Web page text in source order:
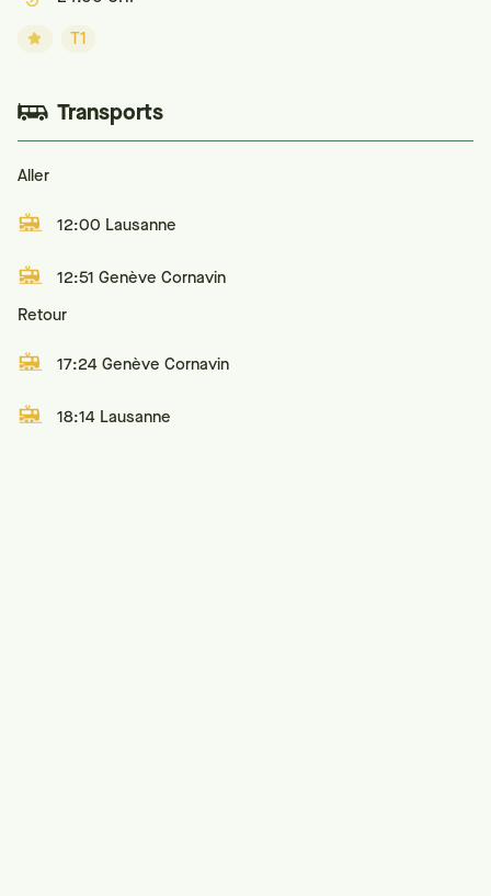
T1
Transports
Aller
12:00 Lausanne
12:51 Genève Cornavin
Retour
17:24 Genève Cornavin
18:14 Lausanne